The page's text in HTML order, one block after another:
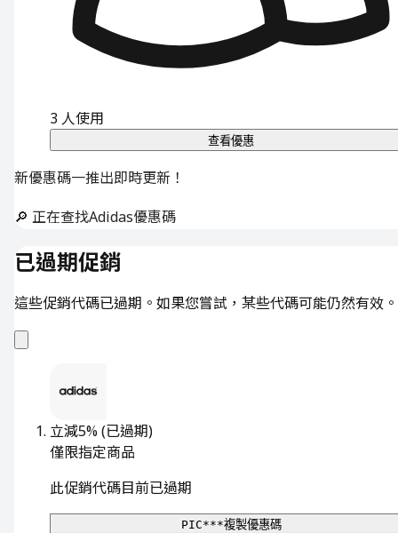
3 人使用
查看優惠
新優惠碼一推出即時更新！
🔎 正在查找Adidas優惠碼
已過期促銷
這些促銷代碼已過期。如果您嘗試，某些代碼可能仍然有效。
立減5% (已過期)
僅限指定商品
此促銷代碼目前已過期
PIC***複製優惠碼